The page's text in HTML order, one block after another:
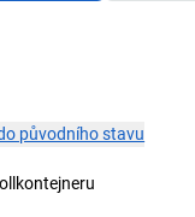
původního stavu